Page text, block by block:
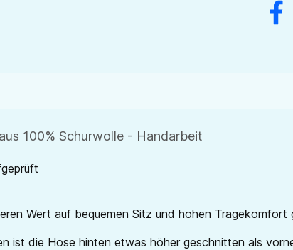
100% Schurwolle - Handarbeit
Wert auf bequemen Sitz und hohen Tragekomfort
ist die Hose hinten etwas höher geschnitten als